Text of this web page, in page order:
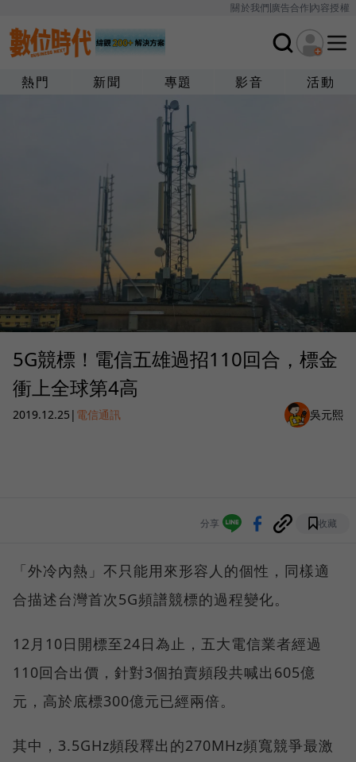
關於我們廣告合作內容授權
熱門 新聞 專題 影音 活動
5G競標！電信五雄過招110回合，標金
衝上全球第4高
2019.12.25 | 電信通訊 吳元熙
分享 收藏
「外冷內熱」不只能用來形容人的個性，同樣適
合描述台灣首次5G頻譜競標的過程變化。
12月10日開標至24日為止，五大電信業者經過
110回合出價，針對3個拍賣頻段共喊出605億
元，高於底標300億元已經兩倍。
其中，3.5GHz頻段釋出的270MHz頻寬競爭最激